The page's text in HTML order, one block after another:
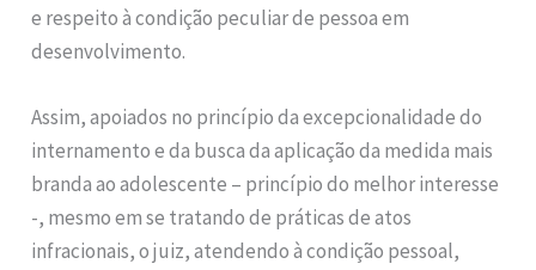
e respeito à condição peculiar de pessoa em
desenvolvimento.
Assim, apoiados no princípio da excepcionalidade do
internamento e da busca da aplicação da medida mais
branda ao adolescente – princípio do melhor interesse
-, mesmo em se tratando de práticas de atos
infracionais, o juiz, atendendo à condição pessoal,